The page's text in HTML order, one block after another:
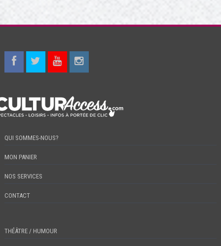
QUI SOMMES-NOUS?
MON PANIER
NOS SERVICES
CONTACT
THÉÂTRE / HUMOUR